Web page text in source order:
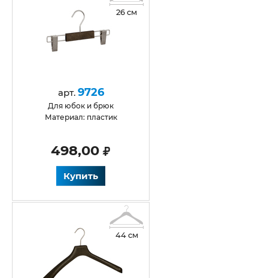
26 см
арт. 9726
для юбок и брюк
Материал: пластик
498,00
Купить
44 см